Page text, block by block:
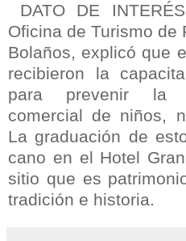
DATO DE
Oficina de Turismo de
Bolaños, explicó que
recibieron la
para prevenir la
comercial de niños,
La graduación de
cano en el Hotel
sitio que es
tradición e historia.